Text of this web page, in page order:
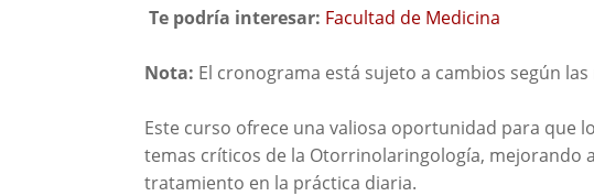
Te podría interesar: Facultad de Medicina
Nota: El cronograma está sujeto a cambios según
Este curso ofrece una valiosa oportunidad para que
temas críticos de la Otorrinolaringología, mejorando
tratamiento en la práctica diaria.